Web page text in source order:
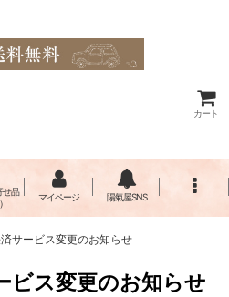
カート
せ品
マイページ 陽氣屋SNS
済サービス変更のお知らせ
ビス変更のお知らせ